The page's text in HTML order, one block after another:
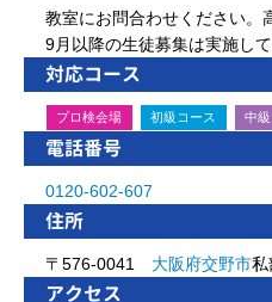
教室にお問合わせください。
9月以降の生徒募集は実施して
対応コース
プロ検会場 初級コース 中
電話番号
0120-602-607
住所
〒576-0041 大阪府交野市私
アクセス